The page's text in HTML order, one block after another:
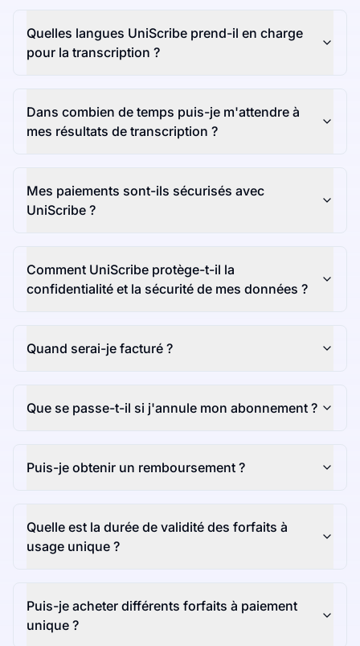
Quelles langues UniScribe prend-il en charge
pour la transcription ?
Dans combien de temps puis-je m'attendre à
mes résultats de transcription ?
Mes paiements sont-ils sécurisés avec
UniScribe ?
Comment UniScribe protège-t-il la
confidentialité et la sécurité de mes données ?
Quand serai-je facturé ?
Que se passe-t-il si j'annule mon abonnement ?
Puis-je obtenir un remboursement ?
Quelle est la durée de validité des forfaits à
usage unique ?
Puis-je acheter différents forfaits à paiement
unique ?